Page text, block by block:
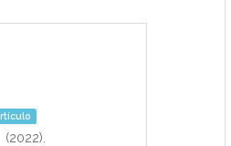
(2022)